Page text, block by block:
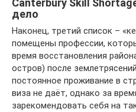
Canterbury Skill
дело
Наконец, третий список –
помещены профессии,
время восстановления
остров) после
постоянное проживание в
виза не даёт, однако за
зарекомендовать себя на